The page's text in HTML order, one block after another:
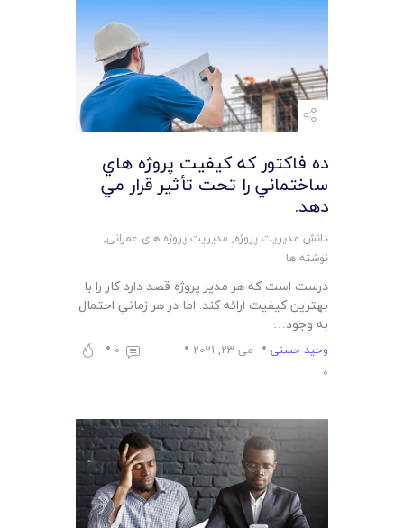
ده فاکتور که کيفيت پروژه هاي
ساختماني را تحت تأثير قرار مي
دهد.
دانش مدیریت پروژه, مدیریت پروژه های عمرانی,
نوشته ها
درست است که هر مدير پروژه قصد دارد کار را با
بهترين کيفيت ارائه کند. اما در هر زماني احتمال
به وجود…
وحید حسنی می 23, 2021
0
0